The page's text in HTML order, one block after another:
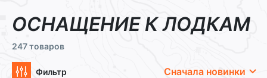
ОСНАЩЕНИЕ К ЛОДКАМ
247 товаров
Фильтр Сначала новинки